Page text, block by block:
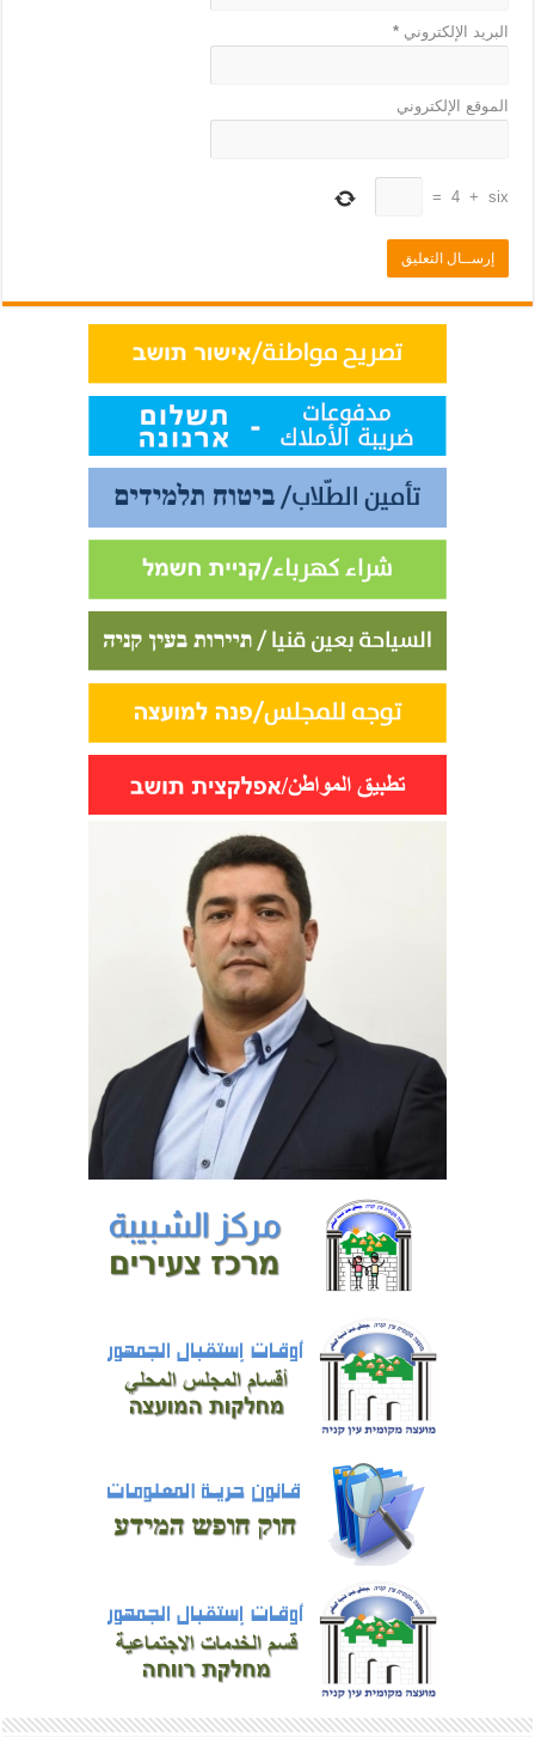
البريد الإلكتروني*
الموقع الإلكتروني
six
+
4
=